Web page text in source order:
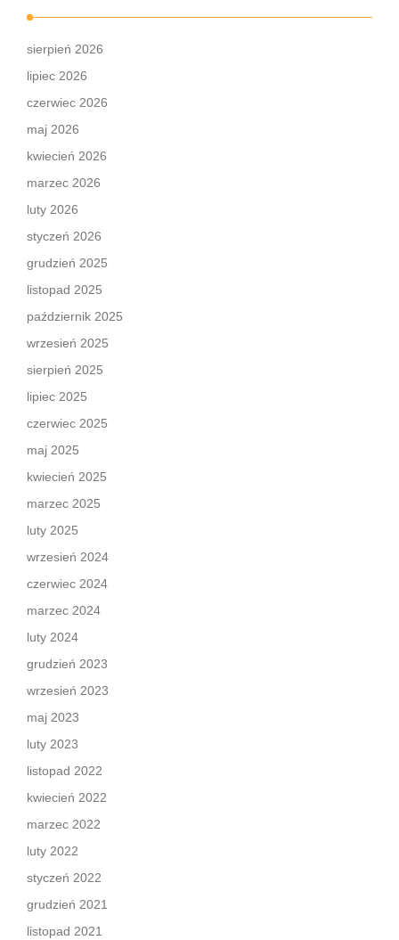
sierpień 2026
lipiec 2026
czerwiec 2026
maj 2026
kwiecień 2026
marzec 2026
luty 2026
styczeń 2026
grudzień 2025
listopad 2025
październik 2025
wrzesień 2025
sierpień 2025
lipiec 2025
czerwiec 2025
maj 2025
kwiecień 2025
marzec 2025
luty 2025
wrzesień 2024
czerwiec 2024
marzec 2024
luty 2024
grudzień 2023
wrzesień 2023
maj 2023
luty 2023
listopad 2022
kwiecień 2022
marzec 2022
luty 2022
styczeń 2022
grudzień 2021
listopad 2021